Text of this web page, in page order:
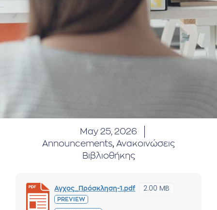
May 25, 2026
Announcements, Ανακοινώσεις
Βιβλιοθήκης
Αγχος_Πρόσκληση-1.pdf 2.00 MB
PREVIEW